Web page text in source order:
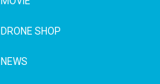
DRONE SHOP
NEWS